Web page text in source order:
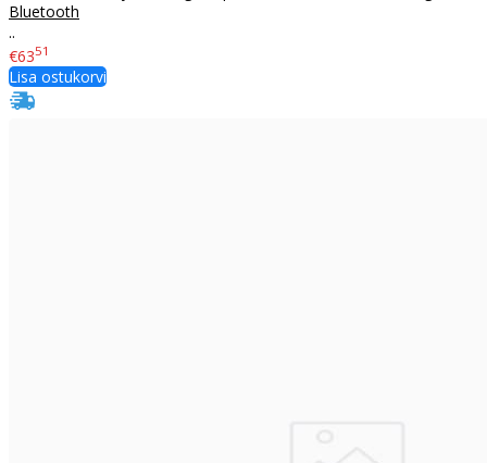
Bluetooth
..
€6351
Lisa ostukorvi